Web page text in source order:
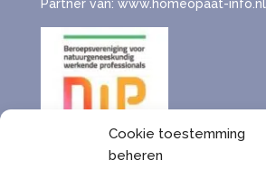
Cookie toestemming
beheren
Partner van: www.homeopaat-info.nl